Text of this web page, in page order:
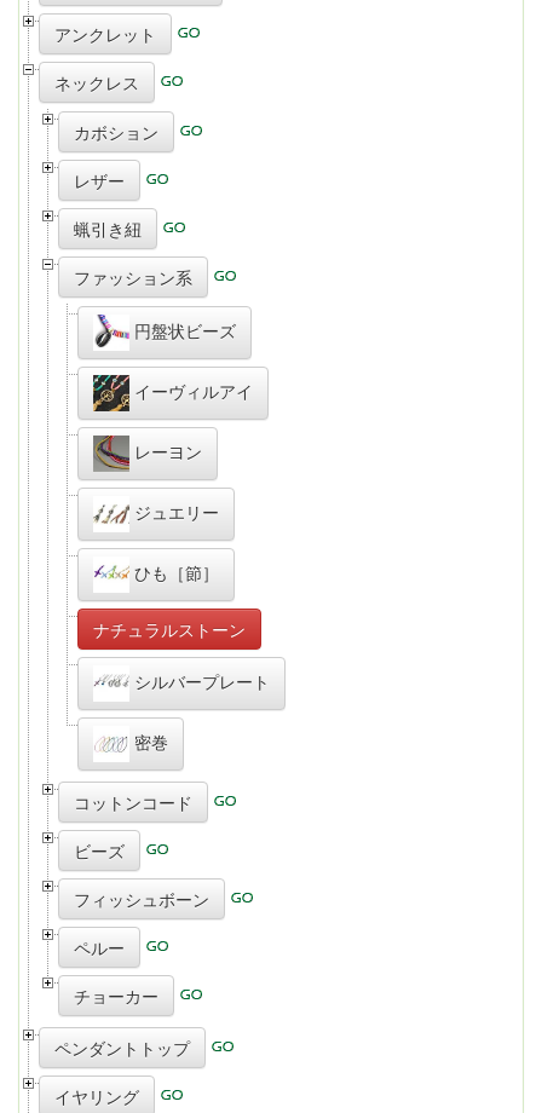
アンクレット
ネックレス
カボション
レザー
蝋引き紐
ファッション系
円盤状ビーズ
イーヴィルアイ
レーヨン
ジュエリー
ひも［節］
ナチュラルストーン
シルバープレート
密巻
コットンコード
ビーズ
フィッシュボーン
ペルー
チョーカー
ペンダントトップ
イヤリング